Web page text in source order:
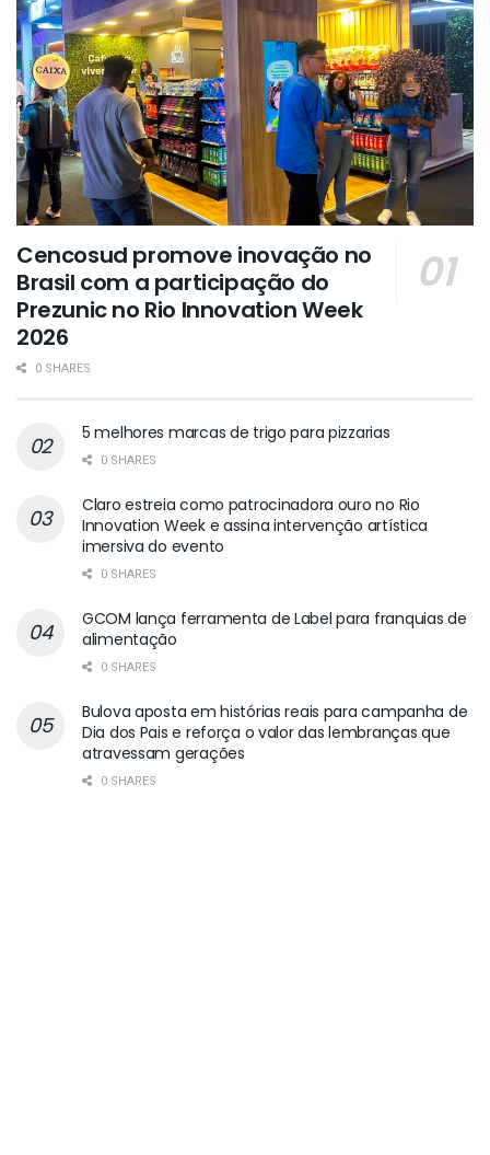
Cencosud promove inovação no
Brasil com a participação do
Prezunic no Rio Innovation Week
2026
0 SHARES
5 melhores marcas de trigo para pizzarias
0 SHARES
Claro estreia como patrocinadora ouro no Rio
Innovation Week e assina intervenção artística
imersiva do evento
0 SHARES
GCOM lança ferramenta de Label para franquias de
alimentação
0 SHARES
Bulova aposta em histórias reais para campanha de
Dia dos Pais e reforça o valor das lembranças que
atravessam gerações
0 SHARES